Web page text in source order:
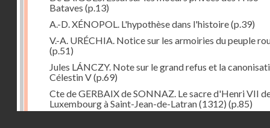
Bataves (p.13)
A.-D. XÉNOPOL. L'hypothèse dans l'histoire(p.39)
V.-A. URÉCHIA. Notice sur les armoiries du peuple
(p.51)
Jules LÁNCZY. Note sur le grand refus et la
Célestin V(p.69)
Cte de GERBAIX de SONNAZ. Le sacre d'Henri VII
Luxembourg à Saint-Jean-de-Latran (1312) (p.85)